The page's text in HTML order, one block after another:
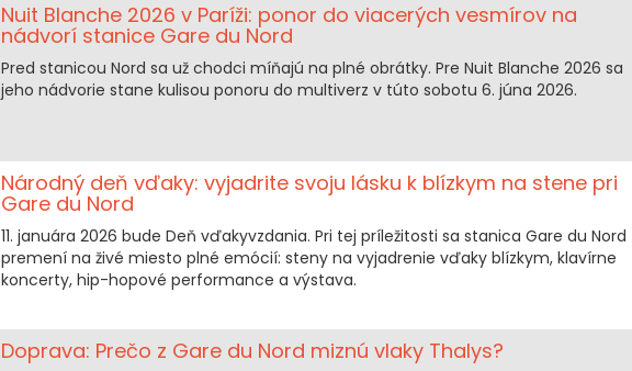
Nuit Blanche 2026 v Paríži: ponor do viacerých vesmírov na
nádvorí stanice Gare du Nord
Pred stanicou Nord sa už chodci míňajú na plné obrátky. Pre Nuit Blanche 2026 sa
jeho nádvorie stane kulisou ponoru do multiverz v túto sobotu 6. júna 2026.
Národný deň vďaky: vyjadrite svoju lásku k blízkym na stene pri
Gare du Nord
11. januára 2026 bude Deň vďakyvzdania. Pri tej príležitosti sa stanica Gare du Nord
premení na živé miesto plné emócií: steny na vyjadrenie vďaky blízkym, klavírne
koncerty, hip-hopové performance a výstava.
Doprava: Prečo z Gare du Nord miznú vlaky Thalys?